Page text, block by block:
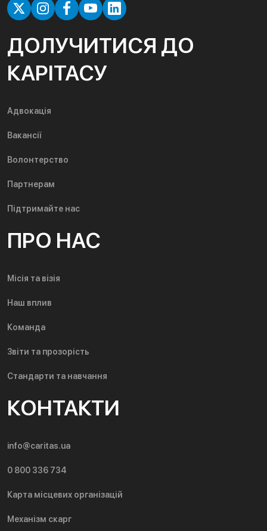
ДОЛУЧИТИСЯ ДО
КАРІТАСУ
Адвокація
Вакансії
Волонтерство
Партнерам
Підтримайте нас
ПРО НАС
Місія та візія
Наш вплив
Команда
Звіти та прозорість
Стандарти та навчання
КОНТАКТИ
info@caritas.ua
0 800 336 734
Карта місцевих організацій
Механізм скарг